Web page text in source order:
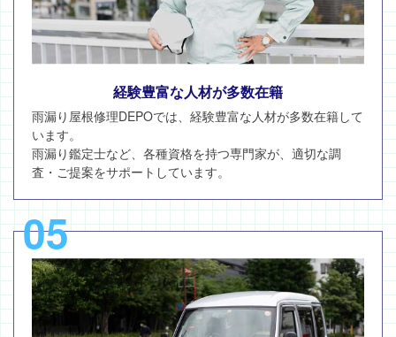
経験豊富な人材が多数在籍
雨漏り屋根修理DEPOでは、経験豊富な人材が多数在籍して
います。
雨漏り鑑定士など、各種資格を持つ専門家が、適切な調
査・ご提案をサポートしています。
05